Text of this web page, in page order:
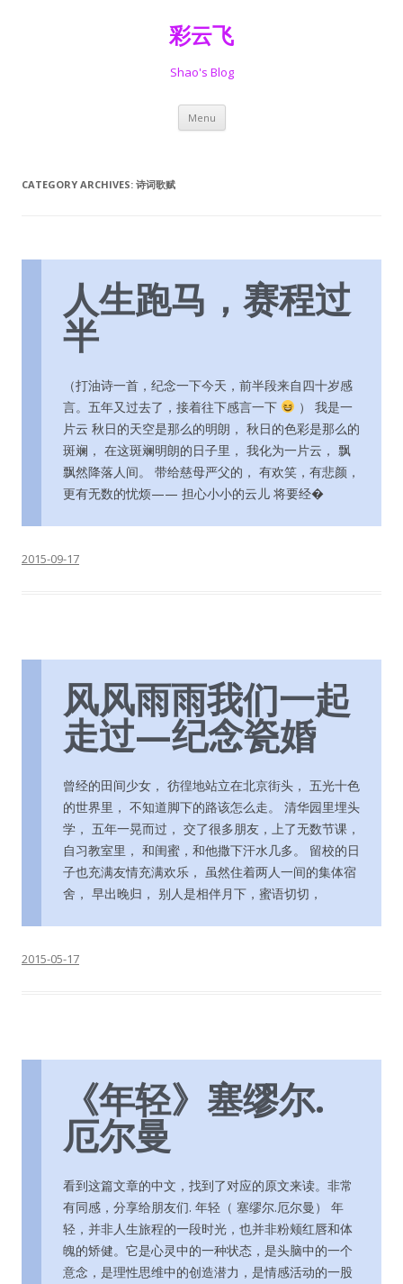
彩云飞
Shao's Blog
Menu Skip
content
CATEGORY ARCHIVES: 诗词歌赋
人生跑马，赛程过
半
（打油诗一首，纪念一下今天，前半段来自四十岁感
言。五年又过去了，接着往下感言一下
） 我是一
片云 秋日的天空是那么的明朗， 秋日的色彩是那么的
斑斓， 在这斑斓明朗的日子里， 我化为一片云， 飘
飘然降落人间。 带给慈母严父的， 有欢笑，有悲颜，
更有无数的忧烦—— 担心小小的云儿 将要经�
2015-09-17
风风雨雨我们一起
走过—纪念瓷婚
曾经的田间少女， 彷徨地站立在北京街头， 五光十色
的世界里， 不知道脚下的路该怎么走。 清华园里埋头
学， 五年一晃而过， 交了很多朋友，上了无数节课，
自习教室里， 和闺蜜，和他撒下汗水几多。 留校的日
子也充满友情充满欢乐， 虽然住着两人一间的集体宿
舍， 早出晚归， 别人是相伴月下，蜜语切切，
2015-05-17
《年轻》塞缪尔.
厄尔曼
看到这篇文章的中文，找到了对应的原文来读。非常
有同感，分享给朋友们. 年轻（ 塞缪尔.厄尔曼） 年
轻，并非人生旅程的一段时光，也并非粉颊红唇和体
魄的矫健。它是心灵中的一种状态，是头脑中的一个
意念，是理性思维中的创造潜力，是情感活动的一股